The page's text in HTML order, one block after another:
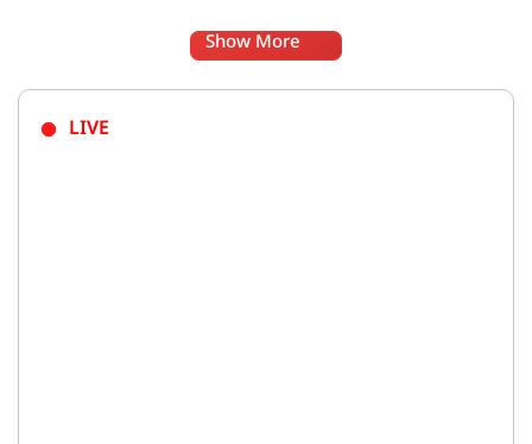
Show More
LIVE